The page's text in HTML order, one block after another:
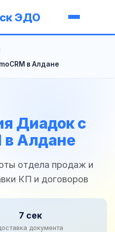
ЭДО
в Алдане
Диадок с
в Алдане
отдела продаж и
КП и договоров
7 сек
документа